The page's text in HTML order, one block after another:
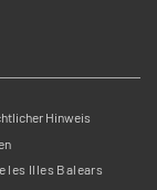
Hinweis
les Illes Balears